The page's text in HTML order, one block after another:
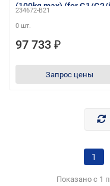
(100kg max) (for G1/G2/i-
234672-B21
0 шт.
97 733 ₽
Запрос цены
1
Показано с 1